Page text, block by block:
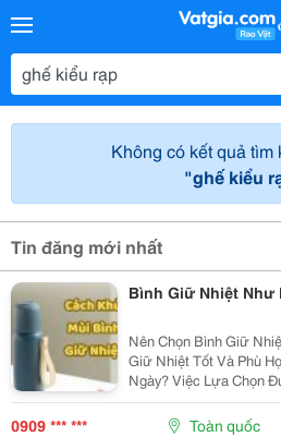
Không có kết quả tìm
"ghế kiểu
Tin đăng mới nhất
Bình Giữ Nhiệt Như
Nên Chọn Bình Giữ
Giữ Nhiệt Tốt Và Phù
Ngày? Việc Lựa Chọn
Dụng Thuận Tiện Hơn
Cùng Khám Phá 7
0909 *** *** Toàn quốc